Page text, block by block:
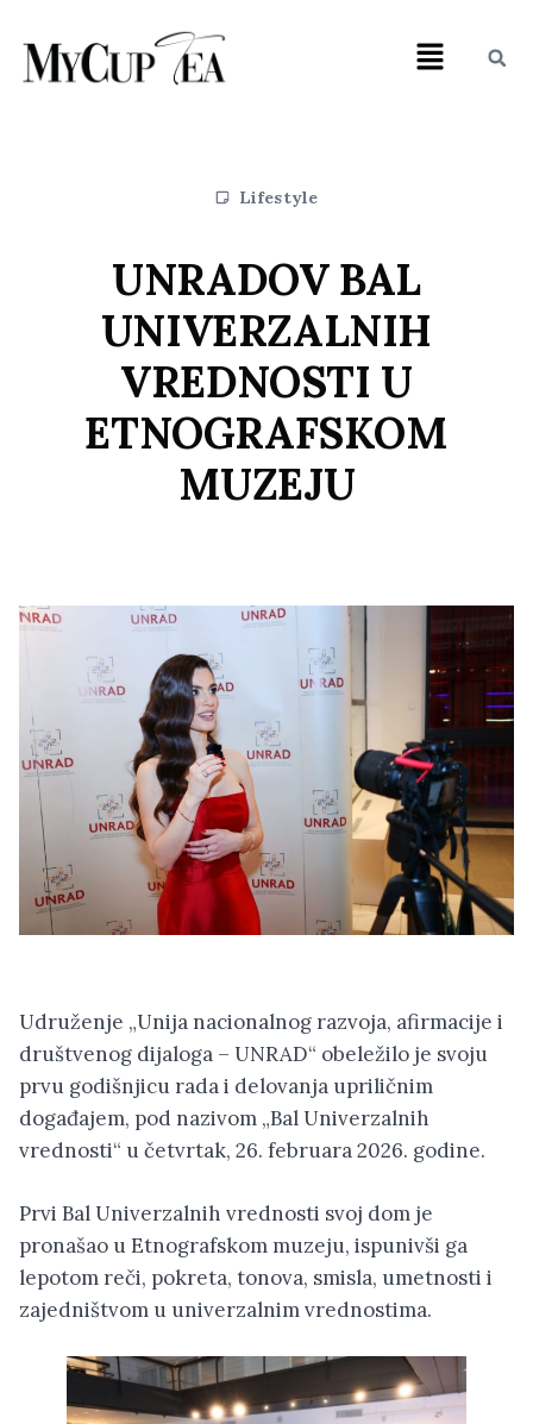
Lifestyle
UNRADOV BAL
UNIVERZALNIH
VREDNOSTI U
ETNOGRAFSKOM
MUZEJU
Udruženje „Unija nacionalnog razvoja, afirmacije i
društvenog dijaloga – UNRAD“ obeležilo je svoju
prvu godišnjicu rada i delovanja upriličnim
događajem, pod nazivom „Bal Univerzalnih
vrednosti“ u četvrtak, 26. februara 2026. godine.
Prvi Bal Univerzalnih vrednosti svoj dom je
pronašao u Etnografskom muzeju, ispunivši ga
lepotom reči, pokreta, tonova, smisla, umetnosti i
zajedništvom u univerzalnim vrednostima.